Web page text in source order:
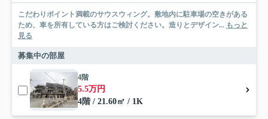
こだわりポイント満載のサウスウィング。敷地内に駐車場の空きがある
ため、車を所有している方はご検討ください。造りとデザイン... もっと
見る
募集中の部屋
4階
5.5万円
4階 / 21.60㎡ / 1K